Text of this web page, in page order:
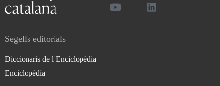
Segells editorials
Diccionaris de l`Enciclopèdia
Enciclopèdia